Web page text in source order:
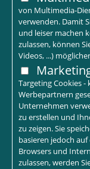
von Multimedia-
verwenden. Damit
und leiser machen
zulassen, können
Videos, ...)
Targeting Cookies
Werbepartnern
Unternehmen
zu erstellen und
zu zeigen. Sie
basieren jedoch
Browsers und
zulassen, werden